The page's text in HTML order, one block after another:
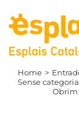
content
Home
Sense categoria
Obrim